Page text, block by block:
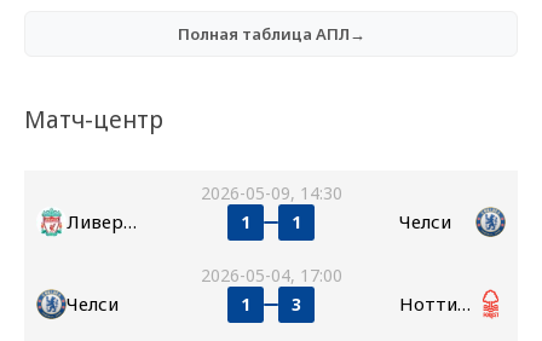
Полная таблица АПЛ→
Матч-центр
2026-05-09, 14:30
Ливерпуль 1 1 Челси
2026-05-04, 17:00
Челси 1 3 Ноттингем Форест